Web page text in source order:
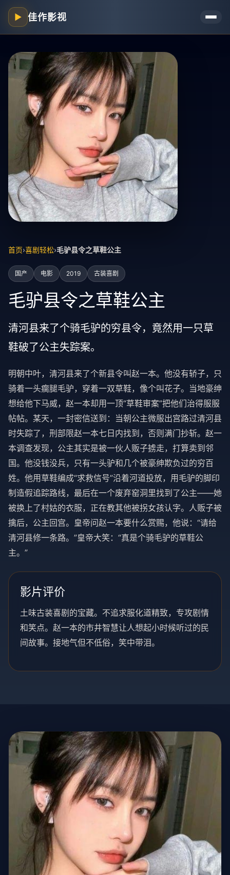
▶ 佳作影视
首页›喜剧轻松›毛驴县令之草鞋公主
国产 电影 2019 古装喜剧
毛驴县令之草鞋公主
清河县来了个骑毛驴的穷县令，竟然用一只草
鞋破了公主失踪案。
明朝中叶，清河县来了个新县令叫赵一本。他没有轿子，只
骑着一头瘸腿毛驴，穿着一双草鞋，像个叫花子。当地豪绅
想给他下马威，赵一本却用一顶“草鞋审案”把他们治得服服
帖帖。某天，一封密信送到：当朝公主微服出宫路过清河县
时失踪了，刑部限赵一本七日内找到，否则满门抄斩。赵一
本调查发现，公主其实是被一伙人贩子掳走，打算卖到邻
国。他没钱没兵，只有一头驴和几个被豪绅欺负过的穷百
姓。他用草鞋编成“求救信号”沿着河道投放，用毛驴的脚印
制造假追踪路线，最后在一个废弃窑洞里找到了公主——她
被换上了村姑的衣服，正在教其他被拐女孩认字。人贩子被
擒后，公主回宫。皇帝问赵一本要什么赏赐，他说：“请给
清河县修一条路。”皇帝大笑：“真是个骑毛驴的草鞋公
主。”
影片评价
土味古装喜剧的宝藏。不追求服化道精致，专攻剧情
和笑点。赵一本的市井智慧让人想起小时候听过的民
间故事。接地气但不低俗，笑中带泪。